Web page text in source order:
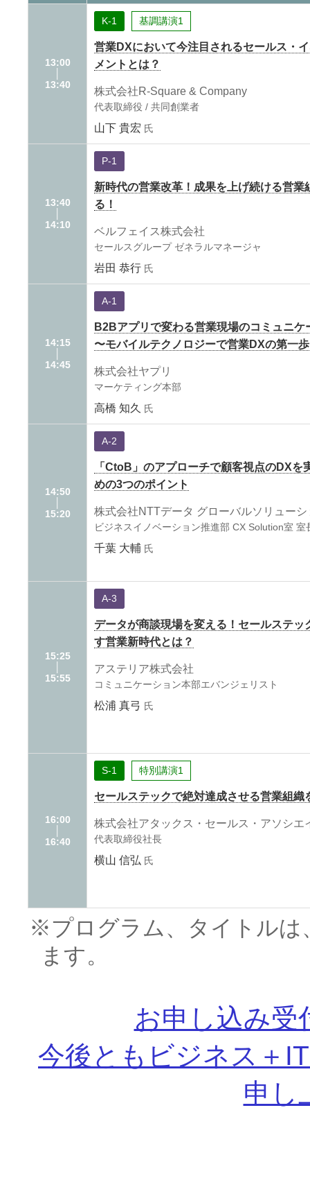
13:00
13:40
K-1 基調講演1
営業DXにおいて今注目されるセールス・
メントとは？
株式会社R-Square & Company
代表取締役 / 共同創業者
山下 貴宏 氏
13:40
14:10
P-1
新時代の営業改革！成果を上げ続ける営業
る！
ベルフェイス株式会社
セールスグループ ゼネラルマネージャ
岩田 恭行 氏
14:15
14:45
A-1
B2Bアプリで変わる営業現場のコミュニケ
〜モバイルテクノロジーで営業DXの第一
株式会社ヤプリ
マーケティング本部
高橋 知久 氏
14:50
15:20
A-2
「CtoB」のアプローチで顧客視点のDXを
めの3つのポイント
株式会社NTTデータ グローバルソリューシ
ビジネスイノベーション推進部 CX Solution室 室
千葉 大輔 氏
15:25
15:55
A-3
データが商談現場を変える！セールステッ
す営業新時代とは？
アステリア株式会社
コミュニケーション本部エバンジェリスト
松浦 真弓 氏
16:00
16:40
S-1 特別講演1
セールステックで絶対達成させる営業組織
株式会社アタックス・セールス・アソシエ
代表取締役社長
横山 信弘 氏
※プログラム、タイトルは
ます。
お申し込み受
今後ともビジネス＋
申し